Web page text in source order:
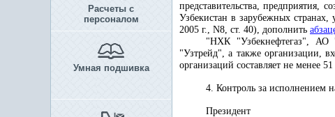
Расчеты с
персоналом
Умная подшивка
представительства, предприятия,
Узбекистан в зарубежных странах,
2005 г., N8, ст. 40), дополнить
"НХК "Узбекнефтегаз", АО
"Узтрейд", а также организации,
организаций составляет не менее
4. Контроль за исполнением
Президент